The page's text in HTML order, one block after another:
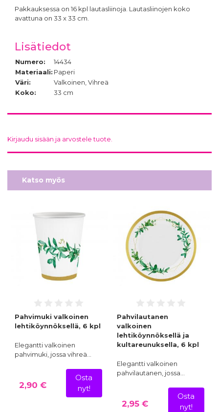
Pakkauksessa on 16 kpl lautasliinoja. Lautasliinojen koko
avattuna on 33 x 33 cm.
Lisätiedot
Numero:
14434
Materiaali: Paperi
Väri:
Valkoinen, Vihreä
Koko:
33 cm
Kirjaudu sisään ja arvostele tuote.
Katso myös
Pahvimuki valkoinen
lehtiköynnöksellä, 6 kpl
Elegantti valkoinen
pahvimuki, jossa vihreä…
2,90 €
Osta
nyt!
Pahvilautanen
valkoinen
lehtiköynnöksellä ja
kultareunuksella, 6 kpl
Elegantti valkoinen
pahvilautanen, jossa…
2,95 €
Osta
nyt!